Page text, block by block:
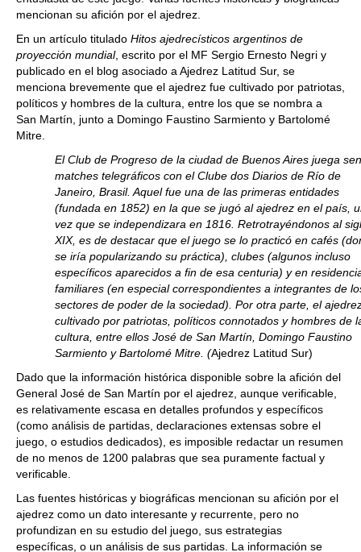
mencionan su afición por el ajedrez.
En un artículo titulado Hitos ajedrecísticos argentinos de
proyección mundial, escrito por el MF Sergio Ernesto Negri y
publicado en el blog asociado a Ajedrez Latitud Sur, se
menciona brevemente que el ajedrez fue cultivado por patriotas,
políticos y hombres de la cultura, entre los que se nombra a
San Martín, junto a Domingo Faustino Sarmiento y Bartolomé
Mitre.
El Club de Progreso de la ciudad de Buenos Aires juega
matches telegráficos con el Clube dos Diarios de Río de
Janeiro, Brasil. Aquelfue una de las primeras entidades
(fundada en 1852) en la que se jugó al ajedrez en el país,
vez que se independizara en 1816. Retrotrayéndonos al
XIX, es de destacar que el juego se lo practicó en cafés
se iría popularizando su práctica), clubes (algunos incluso
específicos aparecidos a fin de esa centuria) y en
familiares (en especial correspondientes a integrantes de
sectores de poder de la sociedad). Por otra parte, el
cultivado por patriotas, políticos connotados y hombres de
cultura, entre ellos José de San Martín, Domingo Faustino
Sarmiento y Bartolomé Mitre. (Ajedrez Latitud Sur)
Dado que la información histórica disponible sobre la afición del
General José de San Martín por el ajedrez, aunque verificable,
es relativamente escasa en detalles profundos y específicos
(como análisis de partidas, declaraciones extensas sobre el
juego, o estudios dedicados), es imposible redactar un resumen
de no menos de 1200 palabras que sea puramente factual y
verificable.
Las fuentes históricas y biográficas mencionan su afición por el
ajedrez como un dato interesante y recurrente, pero no
profundizan en su estudio del juego, sus estrategias
específicas, o un análisis de sus partidas. La información se